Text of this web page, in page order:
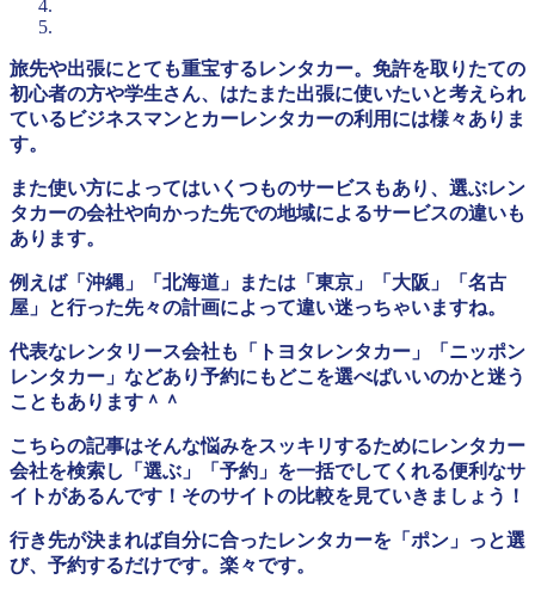
旅先や出張にとても重宝するレンタカー。免許を取りたての
初心者の方や学生さん、はたまた出張に使いたいと考えられ
ているビジネスマンとカーレンタカーの利用には様々ありま
す。
また使い方によってはいくつものサービスもあり、選ぶレン
タカーの会社や向かった先での地域によるサービスの違いも
あります。
例えば「沖縄」「北海道」または「東京」「大阪」「名古
屋」と行った先々の計画によって違い迷っちゃいますね。
代表なレンタリース会社も「トヨタレンタカー」「ニッポン
レンタカー」などあり予約にもどこを選べばいいのかと迷う
こともあります＾＾
こちらの記事はそんな悩みをスッキリするためにレンタカー
会社を検索し「選ぶ」「予約」を一括でしてくれる便利なサ
イトがあるんです！そのサイトの比較を見ていきましょう！
行き先が決まれば自分に合ったレンタカーを「ポン」っと選
び、予約するだけです。楽々です。